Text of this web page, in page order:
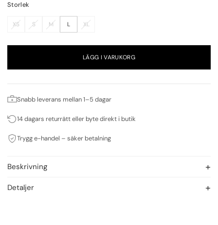
Storlek
XS S M L XL
LÄGG I VARUKORG
Snabb leverans mellan 1–5 dagar
14 dagars returrätt eller byte direkt i butik
Trygg e-handel – säker betalning
Beskrivning
Detaljer